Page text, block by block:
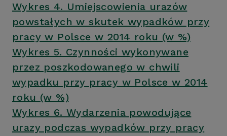
Wykres 4. Umiejscowienia urazów
powstałych w skutek wypadków przy
pracy w Polsce w 2014 roku (w %)
Wykres 5. Czynności wykonywane
przez poszkodowanego w chwili
wypadku przy pracy w Polsce w 2014
roku (w %)
Wykres 6. Wydarzenia powodujące
urazy podczas wypadków przy pracy